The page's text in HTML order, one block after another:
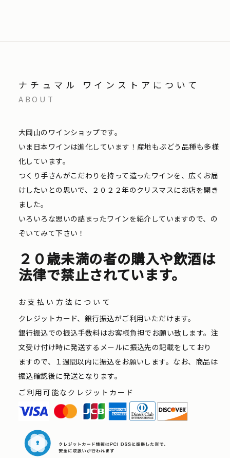
ナチュマル ワインストアについて
ABOUT
大岡山のワインショップです。
いま日本ワインは進化しています！産地もぶどう品種も多様
化しています。
つくり手さんがこだわりを持って造ったワインを、広くお届
けしたいとの思いで、２０２２年のクリスマスにお店を開き
ました。
いろいろな思いの詰まったワインを紹介していますので、の
ぞいてみて下さい！
２０歳未満の者の購入や飲酒は
法律で禁止されています。
お支払い方法について
クレジットカード、銀行振込がご利用いただけます。
銀行振込での振込手数料はお客様負担でお願い致します。注
文受け付け時に発送するメールに振込先の記載をしており
ますので、１週間以内に振込をお願いします。なお、商品は
振込確認後に発送となります。
ご利用可能なクレジットカード